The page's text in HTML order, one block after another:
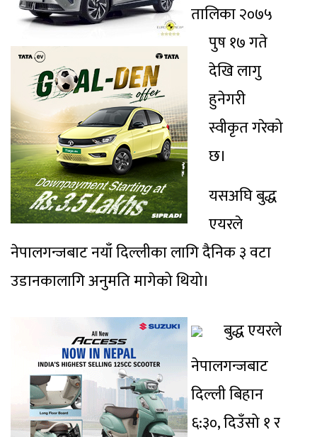
तालिका २०७५
पुष १७ गते
देखि लागु
हुनेगरी
स्वीकृत गरेको
छ।
यसअघि बुद्ध
एयरले
नेपालगन्जबाट नयाँ दिल्लीका लागि दैनिक ३ वटा
उडानकालागि अनुमति मागेको थियो।
बुद्ध एयरले
नेपालगन्जबाट
दिल्ली बिहान
६:३०, दिउँसो १ र